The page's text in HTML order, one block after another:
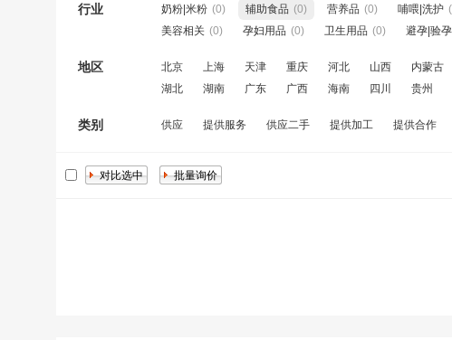
行业 奶粉|米粉 (0) 辅助食品 (0) 营养品 (0) 哺喂|洗护
美容相关 (0) 孕妇用品 (0) 卫生用品 (0) 避孕|验孕
地区 北京 上海 天津 重庆 河北 山西 内蒙古
湖北
湖南 广东 广西 海南 四川 贵州
类别 供应 提供服务 供应二手 提供加工 提供合作